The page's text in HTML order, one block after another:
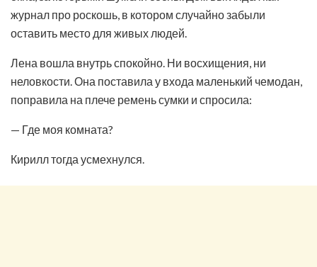
журнал про роскошь, в котором случайно забыли
оставить место для живых людей.
Лена вошла внутрь спокойно. Ни восхищения, ни
неловкости. Она поставила у входа маленький чемодан,
поправила на плече ремень сумки и спросила:
— Где моя комната?
Кирилл тогда усмехнулся.